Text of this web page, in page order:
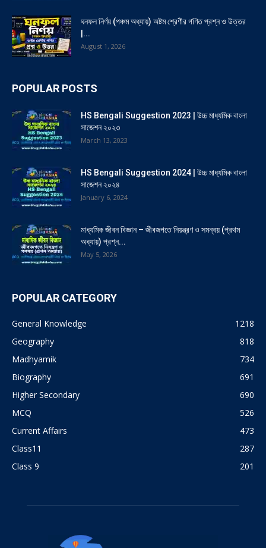
ঘনফল নির্ণয় (পঞ্চম অধ্যায়) অষ্টম শ্রেণীর গণিত প্রশ্ন ও উত্তর
|...
August 1, 2026
POPULAR POSTS
HS Bengali Suggestion 2023 | উচ্চ মাধ্যমিক বাংলা
সাজেশন ২০২৩
March 13, 2023
HS Bengali Suggestion 2024 | উচ্চ মাধ্যমিক বাংলা
সাজেশন ২০২৪
January 6, 2024
মাধ্যমিক জীবন বিজ্ঞান – জীবজগতে নিয়ন্ত্রণ ও সমন্বয় (প্রথম
অধ্যায়) প্রশ্ন...
May 5, 2026
POPULAR CATEGORY
General Knowledge
1218
Geography
818
Madhyamik
734
Biography
691
Higher Secondary
690
MCQ
526
Current Affairs
473
Class11
287
Class 9
201